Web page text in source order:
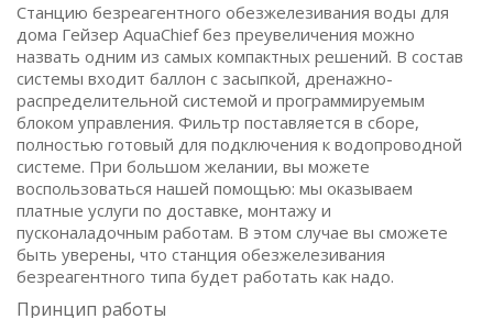
Станцию безреагентного обезжелезивания воды для
дома Гейзер AquaChief без преувеличения можно
назвать одним из самых компактных решений. В состав
системы входит баллон с засыпкой, дренажно-
распределительной системой и программируемым
блоком управления. Фильтр поставляется в сборе,
полностью готовый для подключения к водопроводной
системе. При большом желании, вы можете
воспользоваться нашей помощью: мы оказываем
платные услуги по доставке, монтажу и
пусконаладочным работам. В этом случае вы сможете
быть уверены, что станция обезжелезивания
безреагентного типа будет работать как надо.
Принцип работы